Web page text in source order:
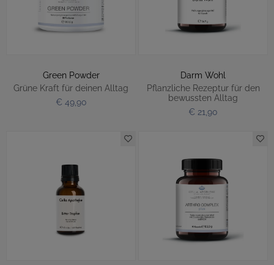
Green Powder
Grüne Kraft für deinen Alltag
€ 49,90
Darm Wohl
Pflanzliche Rezeptur für den
bewussten Alltag
€ 21,90